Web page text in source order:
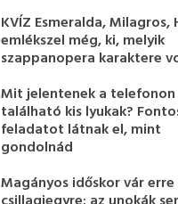
KVÍZ Esmeralda, Milagros,
emlékszel még, ki, melyik
szappanopera karaktere
Mit jelentenek a telefonon
található kis lyukak?
feladatot látnak el, mint
gondolnád
Magányos időskor vár erre